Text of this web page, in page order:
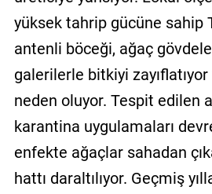
yüksek tahrip gücüne sahip
antenli böceği, ağaç
galerilerle bitkiyi
neden oluyor. Tespit edilen
karantina uygulamaları
enfekte ağaçlar sahadan
hattı daraltılıyor. Geçmiş